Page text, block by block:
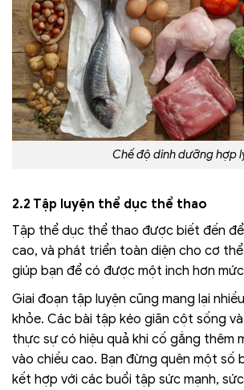
Chế độ dinh dưỡng hợp
2.2 Tập luyện thể dục thể thao
Tập thể dục thể thao được biết đến
cao, và phát triển toàn diện cho cơ
giúp bạn để có được một inch hơn
Giai đoạn tập luyện cũng mang lại
khỏe. Các bài tập kéo giãn cột sống
thực sự có hiệu quả khi cố gắng thêm
vào chiều cao. Bạn đừng quên một số
kết hợp với các buổi tập sức mạnh,